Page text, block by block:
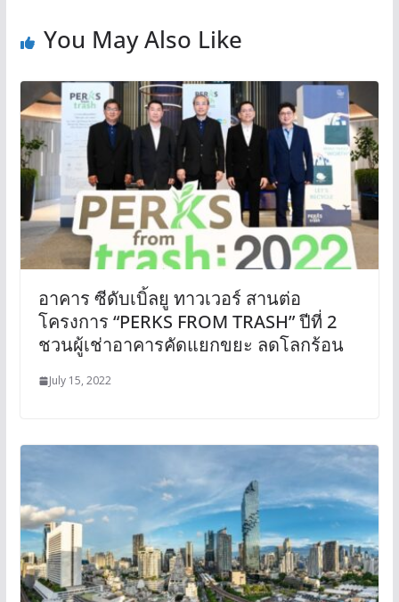
You May Also Like
อาคาร ซีดับเบิ้ลยู ทาวเวอร์ สานต่อ
โครงการ “PERKS FROM TRASH” ปีที่ 2
ชวนผู้เช่าอาคารคัดแยกขยะ ลดโลกร้อน
July 15, 2022